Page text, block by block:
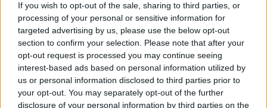
If you wish to opt-out of the sale, sharing to third parties, or
processing of your personal or sensitive information for
targeted advertising by us, please use the below opt-out
section to confirm your selection. Please note that after your
opt-out request is processed you may continue seeing
interest-based ads based on personal information utilized by
us or personal information disclosed to third parties prior to
your opt-out. You may separately opt-out of the further
disclosure of your personal information by third parties on the
Κατά τη διάρκεια του αγωνίσματος, λοιπόν,
έδειξε οΚωνσταντινός Οροκλόςπως το «έχει»
το αγώνισμα, ενώ και η Αποστολία Ζώη έδωσε...
μάχη μέχρι τελικής πτώσης. Εκεί, λοιπόν, προς το
τέλος του αγωνίσματοςκαι, αφού ο